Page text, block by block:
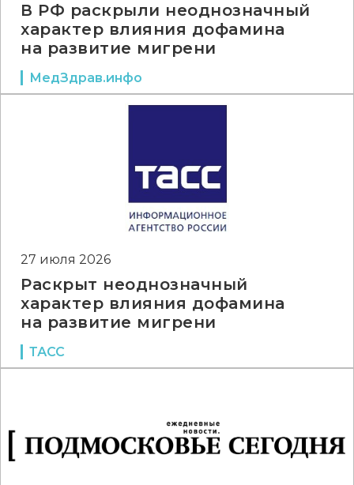
В РФ раскрыли неоднозначный
характер влияния дофамина
на развитие мигрени
МедЗдрав.инфо
27 июля 2026
Раскрыт неоднозначный
характер влияния дофамина
на развитие мигрени
ТАСС